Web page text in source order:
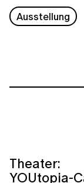
Ausstellung
Theater:
YOUtopia-